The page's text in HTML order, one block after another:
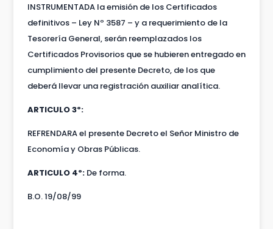
INSTRUMENTADA la emisión de los Certificados
definitivos – Ley Nº 3587 – y a requerimiento de la
Tesorería General, serán reemplazados los
Certificados Provisorios que se hubieren entregado en
cumplimiento del presente Decreto, de los que
deberá llevar una registración auxiliar analítica.
ARTICULO 3º:
REFRENDARA el presente Decreto el Señor Ministro de
Economía y Obras Públicas.
ARTICULO 4º:De forma.
B.O. 19/08/99